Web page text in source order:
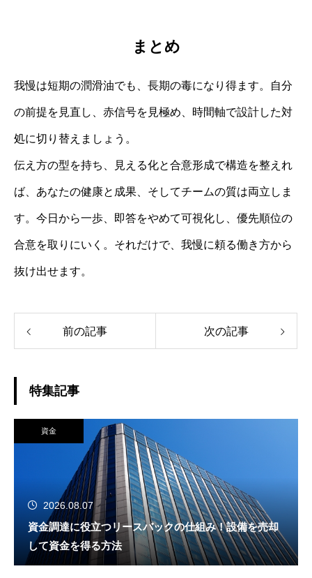
まとめ
我慢は短期の潤滑油でも、長期の毒になり得ます。自分
の前提を見直し、赤信号を見極め、時間軸で設計した対
処に切り替えましょう。
伝え方の型を持ち、見える化と合意形成で構造を整えれ
ば、あなたの健康と成果、そしてチームの質は両立しま
す。今日から一歩、即答をやめて可視化し、優先順位の
合意を取りにいく。それだけで、我慢に頼る働き方から
抜け出せます。
前の記事 次の記事
特集記事
資金
2026.08.07
資金調達に役立つリースバックの仕組み！設備を売却
して資金を得る方法